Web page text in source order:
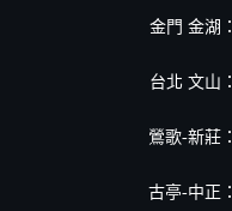
金門 金湖：
台北 文山：
鶯歌-新莊：
古亭-中正：